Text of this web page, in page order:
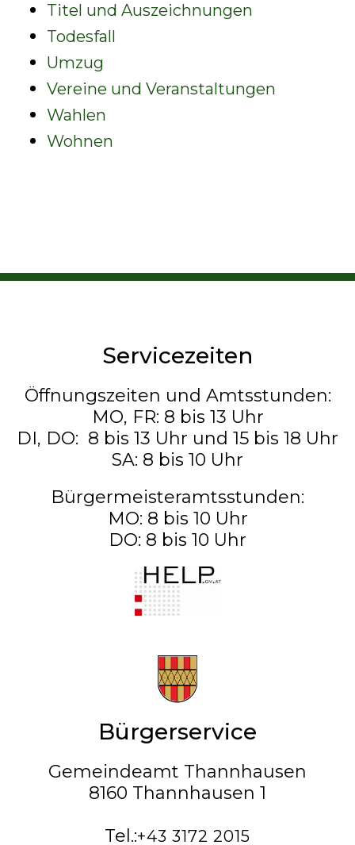
Titel und Auszeichnungen
Todesfall
Umzug
Vereine und Veranstaltungen
Wahlen
Wohnen
Servicezeiten
Öffnungszeiten und Amtsstunden:
MO, FR: 8 bis 13 Uhr
DI, DO: 8 bis 13 Uhr und 15 bis 18 Uhr
SA: 8 bis 10 Uhr
Bürgermeisteramtsstunden:
MO: 8 bis 10 Uhr
DO: 8 bis 10 Uhr
Bürgerservice
Gemeindeamt Thannhausen
8160 Thannhausen 1
Tel.:+43 3172 2015